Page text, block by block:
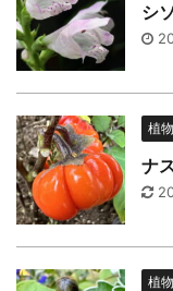
シ
植
ナ
植